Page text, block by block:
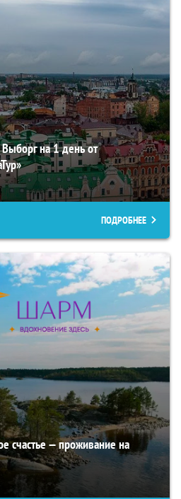
Выборг на 1 день от
ПОДРОБНЕЕ
счастье — проживание на